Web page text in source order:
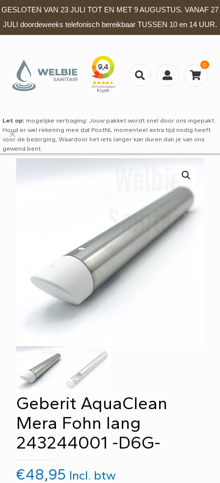
GESLOTEN VAN 23 JULI TOT EN MET 9 AUGUSTUS. VANAF 27
JULI doordeweeks telefonisch bereikbaar TUSSEN 10 en 14 UUR.
0
Let op: mogelijke vertraging: Jouw pakket wordt snel door ons ingepakt.
Houd er wel rekening mee dat PostNL momenteel extra tijd nodig heeft
voor de bezorging, Waardoor het iets langer kan duren dan je van ons
gewend bent.
✕
Geberit AquaClean
Mera Fohn lang
243244001 -D6G-
€48,95 Incl. btw